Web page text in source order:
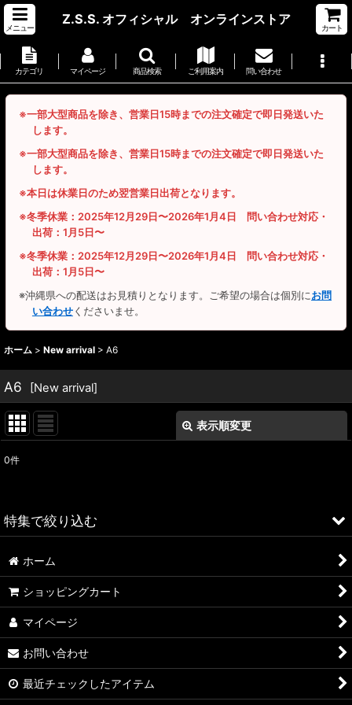
メニュー
Z.S.S. オフィシャル オンラインストア
カート
カテゴリ マイページ 商品検索 ご利用案内 問い合わせ
※一部大型商品を除き、営業日15時までの注文確定で即日発送いた
します。
※一部大型商品を除き、営業日15時までの注文確定で即日発送いた
します。
※本日は休業日のため翌営業日出荷となります。
※冬季休業：2025年12月29日〜2026年1月4日 問い合わせ対応・
出荷：1月5日〜
※冬季休業：2025年12月29日〜2026年1月4日 問い合わせ対応・
出荷：1月5日〜
※沖縄県への配送はお見積りとなります。ご希望の場合は個別にお問
い合わせくださいませ。
ホーム > New arrival > A6
A6 [New arrival]
表示順変更
並び順:
0件
特集で絞り込む
ALFA ROMEO > 156
ALFA ROMEO > 147
ALFA ROMEO > 159
A4
ホーム
ショッピングカート
マイページ
お問い合わせ
最近チェックしたアイテム